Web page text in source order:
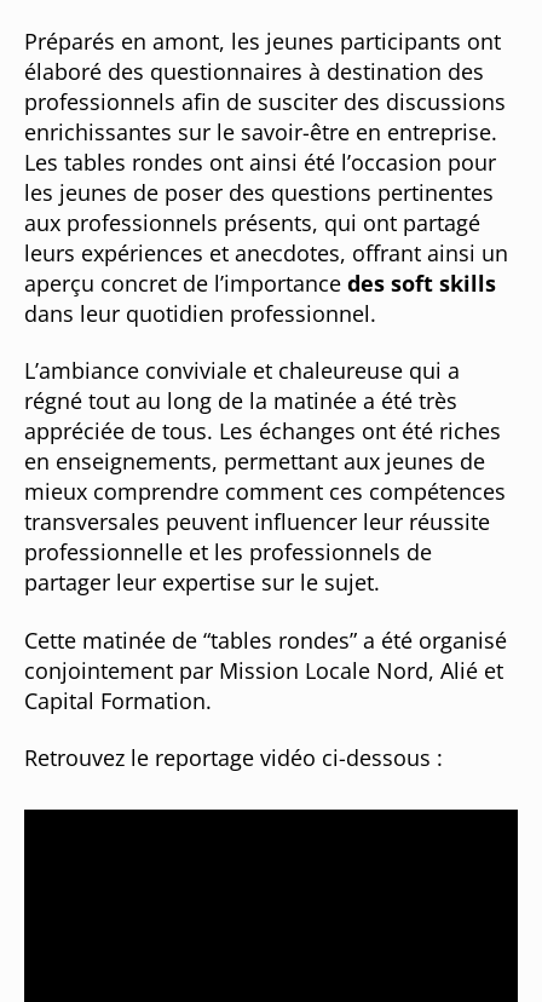
Préparés en amont, les jeunes participants ont
élaboré des questionnaires à destination des
professionnels afin de susciter des discussions
enrichissantes sur le savoir-être en entreprise.
Les tables rondes ont ainsi été l’occasion pour
les jeunes de poser des questions pertinentes
aux professionnels présents, qui ont partagé
leurs expériences et anecdotes, offrant ainsi un
aperçu concret de l’importance des soft skills
dans leur quotidien professionnel.
L’ambiance conviviale et chaleureuse qui a
régné tout au long de la matinée a été très
appréciée de tous. Les échanges ont été riches
en enseignements, permettant aux jeunes de
mieux comprendre comment ces compétences
transversales peuvent influencer leur réussite
professionnelle et les professionnels de
partager leur expertise sur le sujet.
Cette matinée de “tables rondes” a été organisé
conjointement par Mission Locale Nord, Alié et
Capital Formation.
Retrouvez le reportage vidéo ci-dessous :